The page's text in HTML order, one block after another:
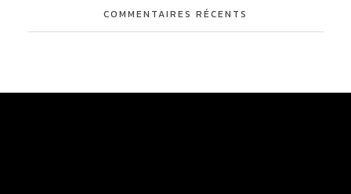
COMMENTAIRES RÉCENTS